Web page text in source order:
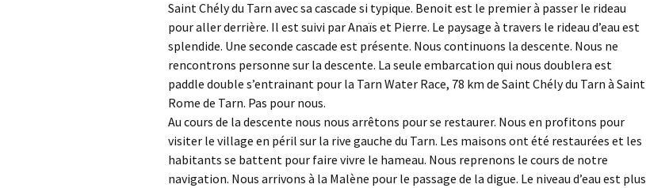
Saint Chély du Tarn avec sa cascade si typique. Benoit est le premier à passer le rideau
pour aller derrière. Il est suivi par Anaïs et Pierre. Le paysage à travers le rideau d’eau est
splendide. Une seconde cascade est présente. Nous continuons la descente. Nous ne
rencontrons personne sur la descente. La seule embarcation qui nous doublera est
paddle double s’entrainant pour la Tarn Water Race, 78 km de Saint Chély du Tarn à Saint
Rome de Tarn. Pas pour nous.
Au cours de la descente nous nous arrêtons pour se restaurer. Nous en profitons pour
visiter le village en péril sur la rive gauche du Tarn. Les maisons ont été restaurées et les
habitants se battent pour faire vivre le hameau. Nous reprenons le cours de notre
navigation. Nous arrivons à la Malène pour le passage de la digue. Le niveau d’eau est plus